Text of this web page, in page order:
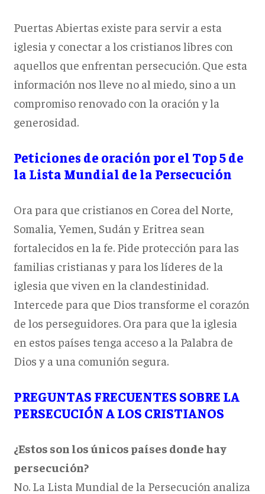
Puertas Abiertas existe para servir a esta
iglesia y conectar a los cristianos libres con
aquellos que enfrentan persecución. Que esta
información nos lleve no al miedo, sino a un
compromiso renovado con la oración y la
generosidad.
Peticiones de oración por el Top 5 de
la Lista Mundial de la Persecución
Ora para que cristianos en Corea del Norte,
Somalia, Yemen, Sudán y Eritrea sean
fortalecidos en la fe. Pide protección para las
familias cristianas y para los líderes de la
iglesia que viven en la clandestinidad.
Intercede para que Dios transforme el corazón
de los perseguidores. Ora para que la iglesia
en estos países tenga acceso a la Palabra de
Dios y a una comunión segura.
PREGUNTAS FRECUENTES SOBRE LA
PERSECUCIÓN A LOS CRISTIANOS
¿Estos son los únicos países donde hay
persecución?
No. La Lista Mundial de la Persecución analiza